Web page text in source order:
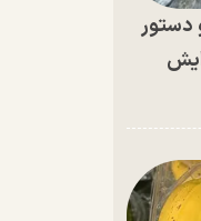
دستور